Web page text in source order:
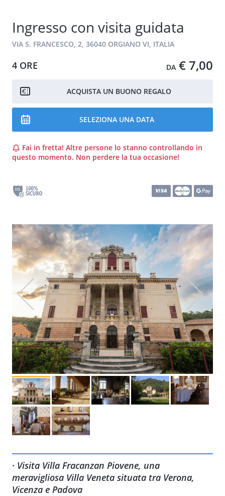
Ingresso con visita guidata
VIA S. FRANCESCO, 2, 36040 ORGIANO VI, ITALIA
DA € 7,00
4 ORE
ACQUISTA UN BUONO REGALO
SELEZIONA UNA DATA
Fai in fretta! Altre persone lo stanno controllando in
questo momento. Non perdere la tua occasione!
· Visita Villa Fracanzan Piovene, una
meravigliosa Villa Veneta situata tra Verona,
Vicenza e Padova